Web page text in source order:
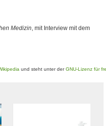
Medizin, mit Interview mit dem
und steht unter derGNU-Lizenz für